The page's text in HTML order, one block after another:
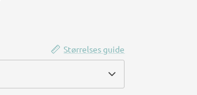
Størrelses guide